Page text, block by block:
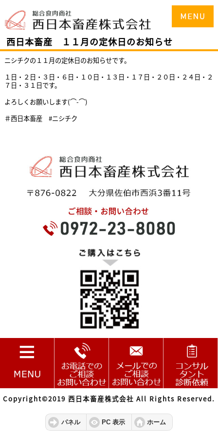
西日本畜産 １１月の定休日のお知らせ
ニシチクの１１月の定休日のお知らせです。
１日・２日・３日・６日・１０日・１３日・１７日・２０日・２４日・２
７ 日・３１日です。
よろしくお願いします(⌒-⌒)
＃西日本畜産 #ニシチク
Copyright©2019 西日本畜産株式会社 All Rights Reserved.
パネル PC 表示 ホーム